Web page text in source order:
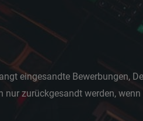
eingesandte Bewerbungen,
nur zurückgesandt werden,